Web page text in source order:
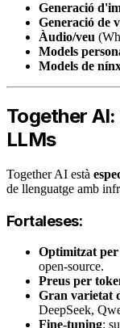
Generació
Generació de
Àudio/veu
Models
Models de
Together
LLMs
Together AI està
de llenguatge amb
Fortaleses:
Optimitzat
open-source.
Preus per
Gran varietat
DeepSeek,
Fine-tuning: